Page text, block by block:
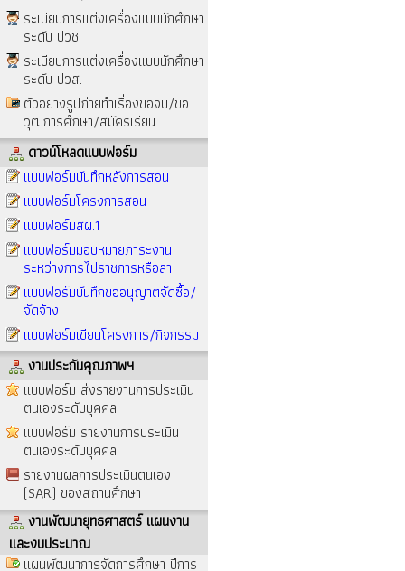
ระเบียบการแต่งเครื่องแบบนักศึกษา
ระดับ ปวช.
ระเบียบการแต่งเครื่องแบบนักศึกษา
ระดับ ปวส.
ตัวอย่างรูปถ่ายทำเรื่องขอจบ/ขอ
วุฒิการศึกษา/สมัครเรียน
ดาวน์โหลดแบบฟอร์ม
แบบฟอร์มบันทึกหลังการสอน
แบบฟอร์มโครงการสอน
แบบฟอร์มสผ.1
แบบฟอร์มมอบหมายภาระงาน
ระหว่างการไปราชการหรือลา
แบบฟอร์มบันทึกขออนุญาตจัดซื้อ/
จัดจ้าง
แบบฟอร์มเขียนโครงการ/กิจกรรม
งานประกันคุณภาพฯ
แบบฟอร์ม ส่งรายงานการประเมิน
ตนเองระดับบุคคล
แบบฟอร์ม รายงานการประเมิน
ตนเองระดับบุคคล
รายงานผลการประเมินตนเอง
(SAR) ของสถานศึกษา
งานพัฒนายุทธศาสตร์ แผนงาน
และงบประมาณ
แผนพัฒนาการจัดการศึกษา ปีการ